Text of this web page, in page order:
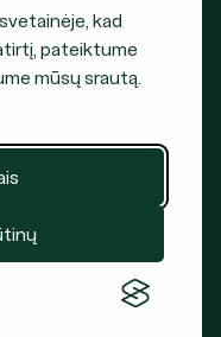
kad
pateiktume
mūsų srautą.